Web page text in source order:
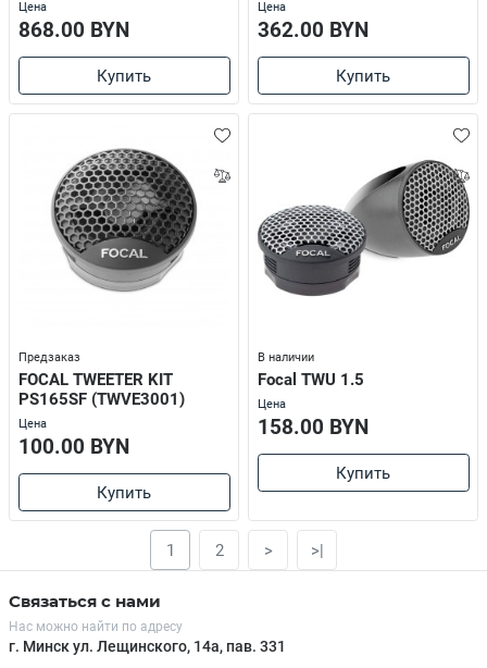
Цена
868.00 BYN
Купить
Цена
362.00 BYN
Купить
Предзаказ
FOCAL TWEETER KIT
PS165SF (TWVE3001)
Цена
100.00 BYN
Купить
В наличии
Focal TWU 1.5
Цена
158.00 BYN
Купить
1 2 > >|
Связаться с нами
Нас можно найти по адресу
г. Минск ул. Лещинского, 14а, пав. 331